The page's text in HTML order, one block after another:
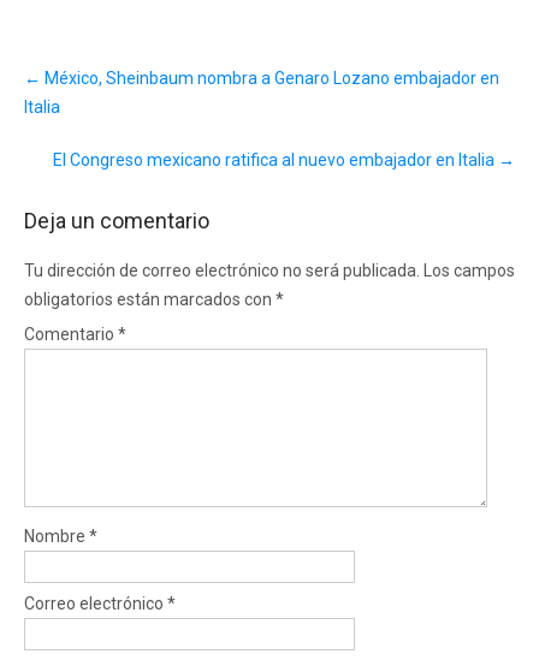
navigation
← México, Sheinbaum nombra a Genaro Lozano embajador en
Italia
El Congreso mexicano ratifica al nuevo embajador en Italia →
Deja un comentario
Tu dirección de correo electrónico no será publicada.
Los campos
obligatorios están marcados con *
Comentario *
Nombre *
Correo electrónico *